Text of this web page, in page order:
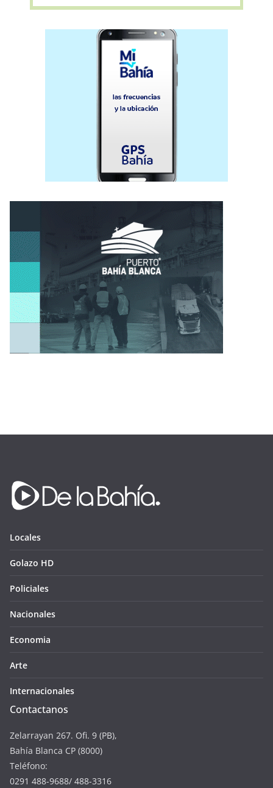
Locales
Golazo HD
Policiales
Nacionales
Economia
Arte
Internacionales
Contactanos
Zelarrayan 267. Ofi. 9 (PB),
Bahía Blanca CP (8000)
Teléfono:
0291 488-9688/ 488-3316